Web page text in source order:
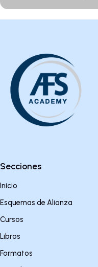
Secciones
Inicio
Esquemas de Alianza
Cursos
Libros
Formatos